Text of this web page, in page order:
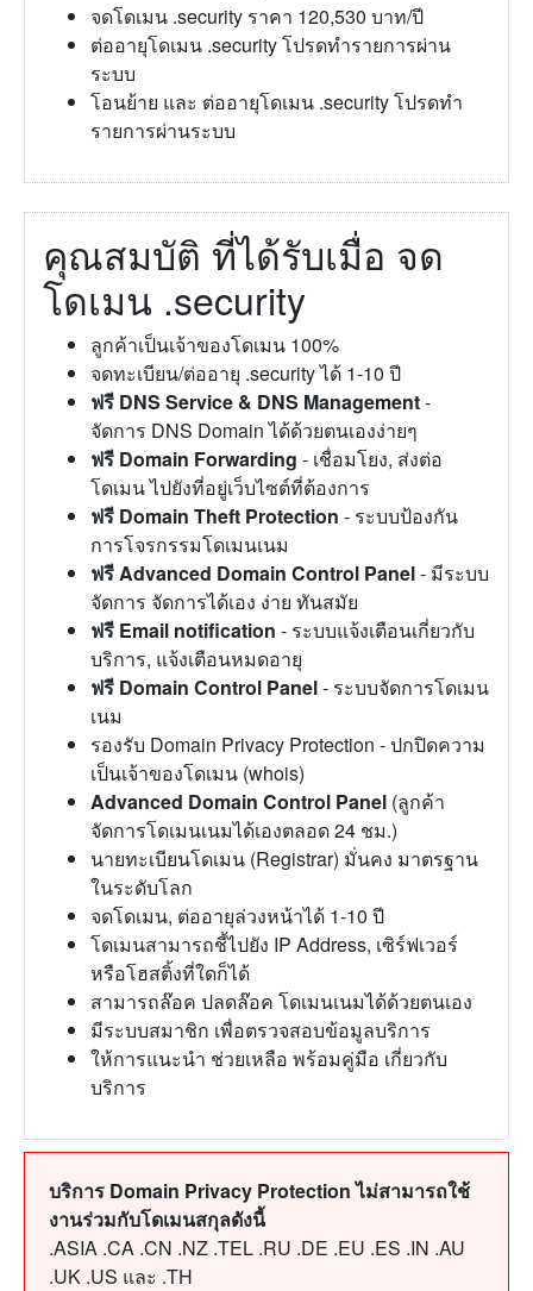
จดโดเมน .security ราคา 120,530 บาท/ปี
ต่ออายุโดเมน .security โปรดทำรายการผ่าน
ระบบ
โอนย้าย และ ต่ออายุโดเมน .security โปรดทำ
รายการผ่านระบบ
คุณสมบัติ ที่ได้รับเมื่อ จด
โดเมน .security
ลูกค้าเป็นเจ้าของโดเมน 100%
จดทะเบียน/ต่ออายุ .security ได้ 1-10 ปี
ฟรี DNS Service & DNS Management-
จัดการ DNS Domain ได้ด้วยตนเองง่ายๆ
ฟรี Domain Forwarding - เชื่อมโยง, ส่งต่อ
โดเมน ไปยังที่อยู่เว็บไซต์ที่ต้องการ
ฟรี Domain Theft Protection - ระบบป้องกัน
การโจรกรรมโดเมนเนม
ฟรี Advanced Domain Control Panel- มีระบบ
จัดการ จัดการได้เอง ง่าย ทันสมัย
ฟรี Email notification - ระบบแจ้งเตือนเกี่ยวกับ
บริการ, แจ้งเตือนหมดอายุ
ฟรี Domain Control Panel- ระบบจัดการโดเมน
เนม
รองรับ Domain Privacy Protection - ปกปิดความ
เป็นเจ้าของโดเมน (whois)
Advanced Domain Control Panel (ลูกค้า
จัดการโดเมนเนมได้เองตลอด 24 ชม.)
นายทะเบียนโดเมน (Registrar) มั่นคง มาตรฐาน
ในระดับโลก
จดโดเมน, ต่ออายุล่วงหน้าได้ 1-10 ปี
โดเมนสามารถชี้ไปยัง IP Address, เซิร์ฟเวอร์
หรือโฮสติ้งที่ใดก็ได้
สามารถล๊อค ปลดล๊อค โดเมนเนมได้ด้วยตนเอง
มีระบบสมาชิก เพื่อตรวจสอบข้อมูลบริการ
ให้การแนะนำ ช่วยเหลือ พร้อมคู่มือ เกี่ยวกับ
บริการ
บริการ Domain Privacy Protection ไม่สามารถใช้
งานร่วมกับโดเมนสกุลดังนี้
.ASIA .CA .CN .NZ .TEL .RU .DE .EU .ES .IN .AU
.UK .US และ .TH